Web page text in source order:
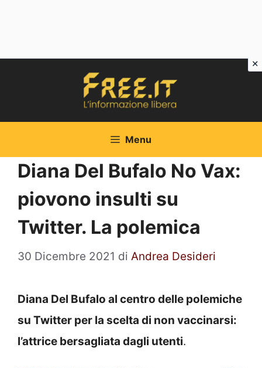
Menu
Diana Del Bufalo No Vax:
piovono insulti su
Twitter. La polemica
30 Dicembre 2021 di Andrea Desideri
Diana Del Bufalo al centro delle polemiche
su Twitter per la scelta di non vaccinarsi:
l’attrice bersagliata dagli utenti.